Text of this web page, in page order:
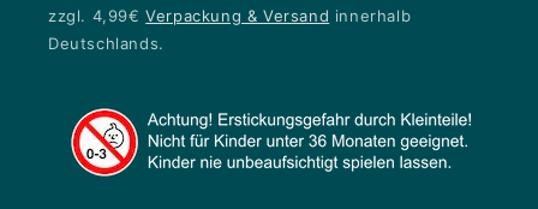
zzgl. 4,99€Verpackung & Versand innerhalb
Deutschlands.